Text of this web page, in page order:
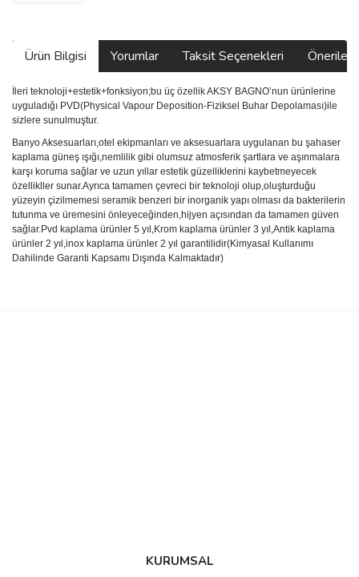
Ürün Bilgisi Yorumlar Taksit Seçenekleri
İleri teknoloji+estetik+fonksiyon;bu üç özellik AKSY BAGNO’nun ürünlerine
uyguladığı PVD(Physical Vapour Deposition-Fiziksel Buhar Depolaması)ile
sizlere sunulmuştur.
Banyo Aksesuarları,otel ekipmanları ve aksesuarlara uygulanan bu şahaser
kaplama güneş ışığı,nemlilik gibi olumsuz atmosferik şartlara ve aşınmalara
karşı koruma sağlar ve uzun yıllar estetik güzelliklerini kaybetmeyecek
özellikller sunar.Ayrıca tamamen çevreci bir teknoloji olup,oluşturduğu
yüzeyin çizilmemesi seramik benzeri bir inorganik yapı olması da bakterilerin
tutunma ve üremesini önleyeceğinden,hijyen açısından da tamamen güven
sağlar.Pvd kaplama ürünler 5 yıl,Krom kaplama ürünler 3 yıl,Antik kaplama
ürünler 2 yıl,inox kaplama ürünler 2 yıl garantilidir(Kimyasal Kullanımı
Dahilinde Garanti Kapsamı Dışında Kalmaktadır)
KURUMSAL